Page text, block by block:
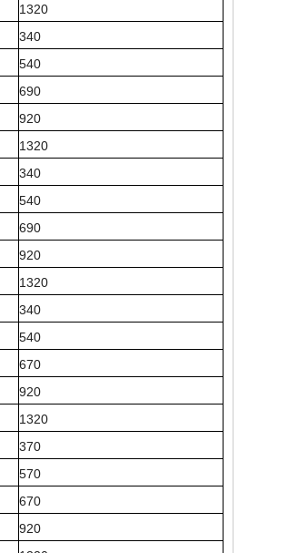
1320
340
540
690
920
1320
340
540
690
920
1320
340
540
670
920
1320
370
570
670
920